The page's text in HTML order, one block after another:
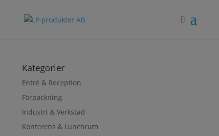
Kategorier
Entré & Reception
Förpackning
Industri & Verkstad
Konferens & Lunchrum